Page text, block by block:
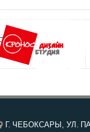
Г. ЧЕБОКСАРЫ, УЛ.